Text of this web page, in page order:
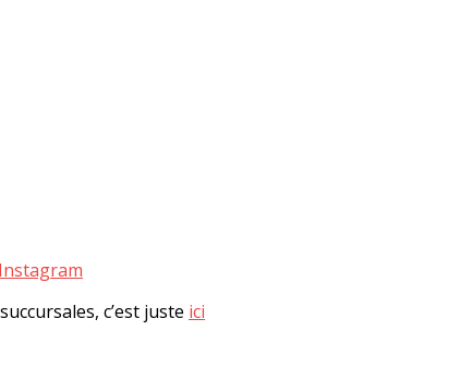
Instagram
c’est juste ici